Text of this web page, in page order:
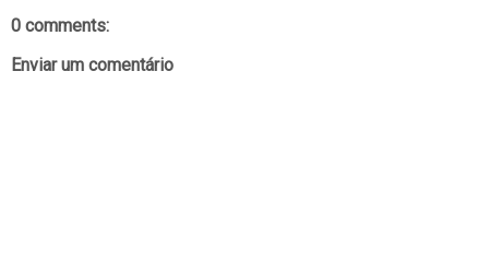
0 comments:
Enviar um comentário